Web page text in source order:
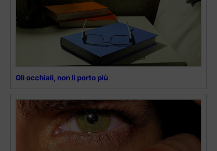
Gli occhiali, non li porto più